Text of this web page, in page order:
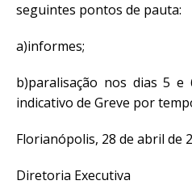
seguintes pontos de pauta:
a)informes;
b)paralisação nos dias 5
indicativo de Greve por
Florianópolis, 28 de abril de
Diretoria Executiva